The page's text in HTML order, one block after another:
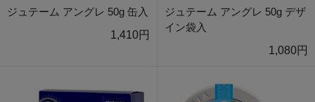
ジュテーム アングレ 50g 缶入
1,410円
ジュテーム アングレ 50g デザ
イン袋入
1,080円